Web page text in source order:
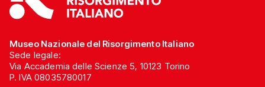
Museo Nazionale del Risorgimento Italiano
Sede legale:
Via Accademia delle Scienze 5, 10123 Torino
P. IVA 08035780017